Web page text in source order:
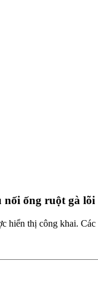
nối ống ruột gà
hiển thị công khai. Các